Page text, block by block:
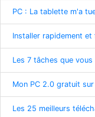
PC : La tablette m'a
Installer rapidement
Les 7 tâches que
Mon PC 2.0 gratuit
Les 25 meilleurs